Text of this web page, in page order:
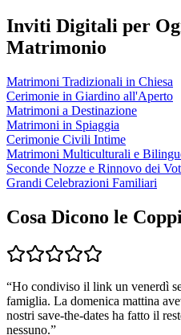
Inviti Digitali per
Matrimonio
Matrimoni Tradizionali in Chiesa
Cerimonie in Giardino all'Aperto
Matrimoni a Destinazione
Matrimoni in Spiaggia
Cerimonie Civili Intime
Matrimoni Multiculturali e
Seconde Nozze e Rinnovo dei
Grandi Celebrazioni Familiari
Cosa Dicono le
“Ho condiviso il link un venerdì
famiglia. La domenica mattina
nostri save-the-dates ha fatto il
nessuno.”